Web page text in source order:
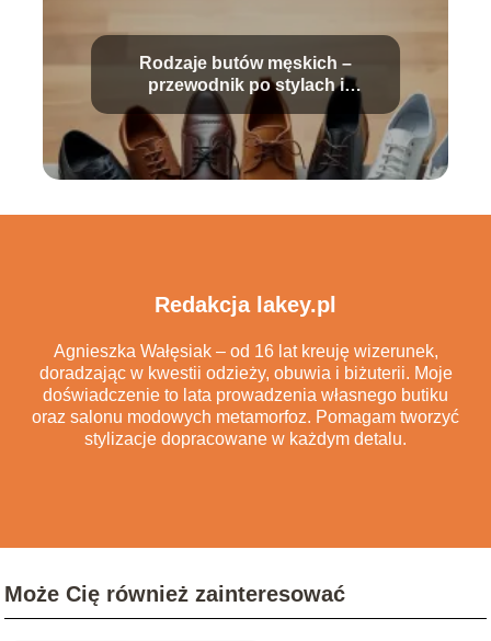
Rodzaje butów męskich –
przewodnik po stylach i
zastosowaniach
Redakcja lakey.pl
Agnieszka Wałęsiak – od 16 lat kreuję wizerunek,
doradzając w kwestii odzieży, obuwia i biżuterii. Moje
doświadczenie to lata prowadzenia własnego butiku
oraz salonu modowych metamorfoz. Pomagam tworzyć
stylizacje dopracowane w każdym detalu.
Może Cię również zainteresować